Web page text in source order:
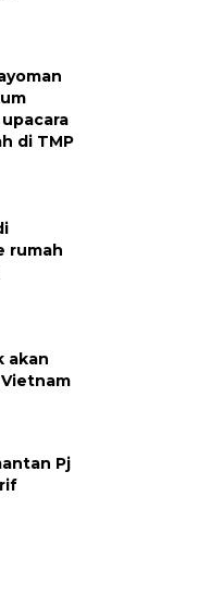
di TMP
rumah
akan
Pj